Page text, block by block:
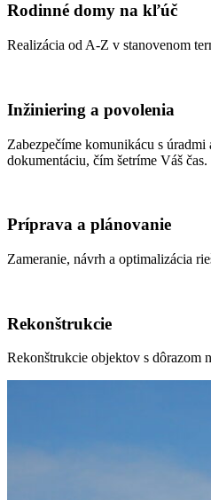
Rodinné domy na kľúč
Realizácia od A-Z v stanovenom
Inžiniering a povolenia
Zabezpečíme komunikácu s úradmi
dokumentáciu, čím šetríme Váš čas.
Príprava a plánovanie
Zameranie, návrh a optimalizácia
Rekonštrukcie
Rekonštrukcie objektov s dôrazom